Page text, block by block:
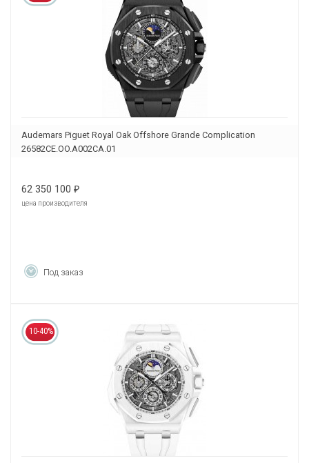
Audemars Piguet Royal Oak Offshore Grande Complication
26582CE.OO.A002CA.01
62 350 100 ₽
цена производителя
Под заказ
10-40%